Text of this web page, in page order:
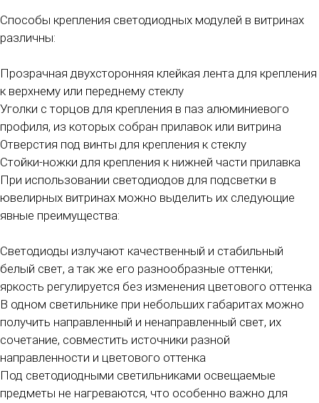
Способы крепления светодиодных модулей в витринах
различны:
Прозрачная двухсторонняя клейкая лента для крепления
к верхнему или переднему стеклу
Уголки с торцов для крепления в паз алюминиевого
профиля, из которых собран прилавок или витрина
Отверстия под винты для крепления к стеклу
Стойки-ножки для крепления к нижней части прилавка
При использовании светодиодов для подсветки в
ювелирных витринах можно выделить их следующие
явные преимущества:
Светодиоды излучают качественный и стабильный
белый свет, а так же его разнообразные оттенки;
яркость регулируется без изменения цветового оттенка
В одном светильнике при небольших габаритах можно
получить направленный и ненаправленный свет, их
сочетание, совместить источники разной
направленности и цветового оттенка
Под светодиодными светильниками освещаемые
предметы не нагреваются, что особенно важно для